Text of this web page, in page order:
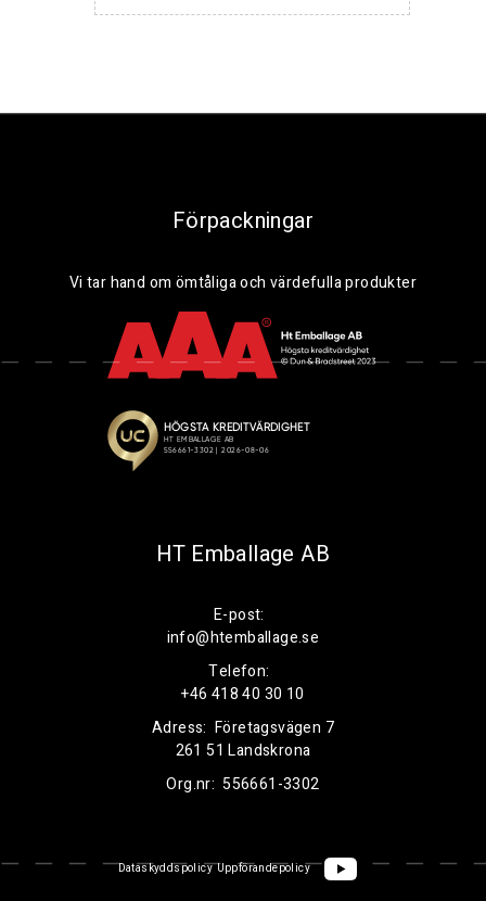
Förpackningar
Vi tar hand om ömtåliga och värdefulla produkter
HT Emballage AB
E-post:
info@htemballage.se
Telefon:
+46 418 40 30 10
Adress: Företagsvägen 7
261 51 Landskrona
Org.nr: 556661-3302
Dataskyddspolicy Uppförandepolicy